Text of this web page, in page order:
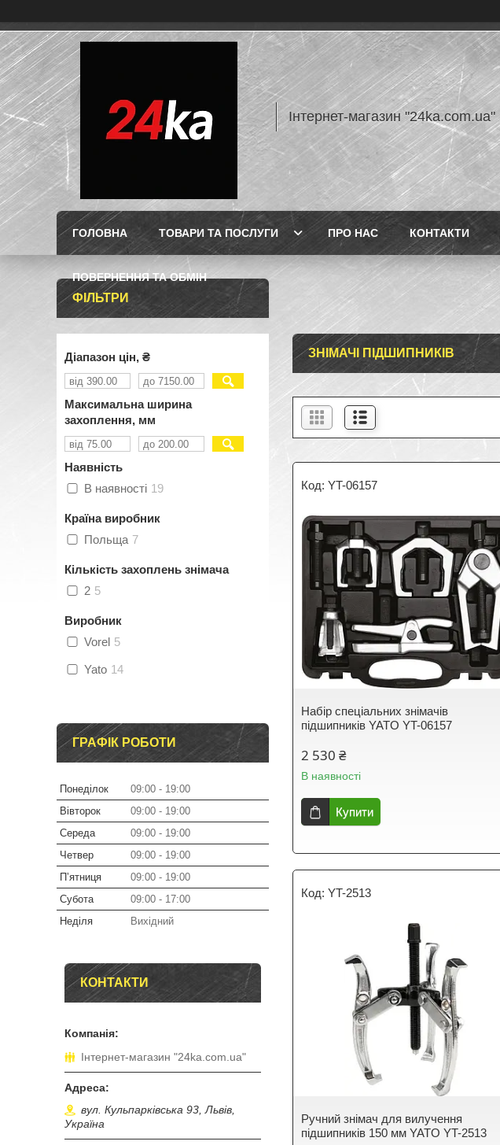
Інтернет-магазин "24ka.com.ua"
ГОЛОВНА ТОВАРИ ТА ПОСЛУГИ ПРО НАС КОНТАКТИ
ПОВЕРНЕННЯ ТА ОБМІН
ЗНІМАЧІ ПІДШИПНИКІВ
YT-06157
Набір спеціальних знімачів
підшипників YATO YT-06157
2 530 ₴
В наявності
Купити
YT-2513
Ручний знімач для вилучення
підшипників 150 мм YATO YT-2513
ФІЛЬТРИ
Діапазон цін, ₴
Максимальна ширина
захоплення, мм
Наявність
В наявності 19
Країна виробник
Польща 7
Кількість захоплень знімача
2 5
Виробник
Vorel 5
Yato 14
ГРАФІК РОБОТИ
Понеділок 09:00
19:00
Вівторок
09:00
19:00
Середа
09:00
19:00
Четвер
09:00
19:00
Пʼятниця
09:00
19:00
Субота
09:00
17:00
Неділя
Вихідний
КОНТАКТИ
Інтернет-магазин "24ka.com.ua"
вул. Кульпарківська 93, Львів,
Україна